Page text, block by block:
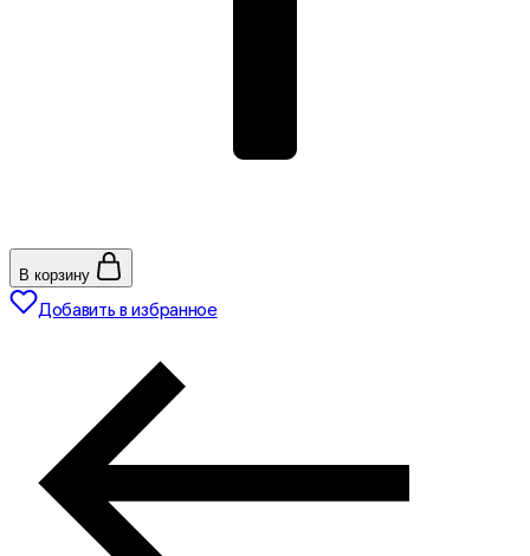
В корзину
Добавить в избранное